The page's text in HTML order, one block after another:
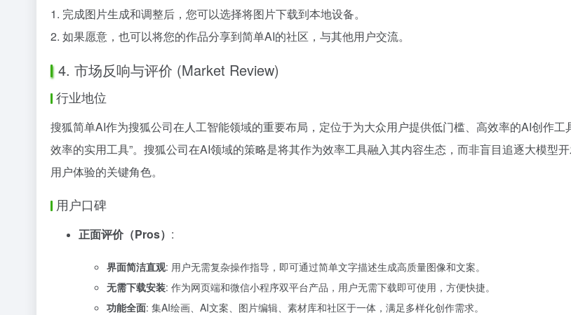
1. 完成图片生成和调整后，您可以选择将图片下载到本地设备。
2. 如果愿意，也可以将您的作品分享到简单AI的社区，与其他用户交流。
4. 市场反响与评价 (Market Review)
行业地位
搜狐简单AI作为搜狐公司在人工智能领域的重要布局，定位于为大众用户提供低门槛、高效率的AI创作
效率的实用工具”。搜狐公司在AI领域的策略是将其作为效率工具融入其内容生态，而非盲目追逐大模型
用户体验的关键角色。
用户口碑
正面评价（Pros） :
界面简洁直观: 用户无需复杂操作指导，即可通过简单文字描述生成高质量图像和文案。
无需下载安装: 作为网页端和微信小程序双平台产品，用户无需下载即可使用，方便快捷。
功能全面: 集AI绘画、AI文案、图片编辑、素材库和社区于一体，满足多样化创作需求。